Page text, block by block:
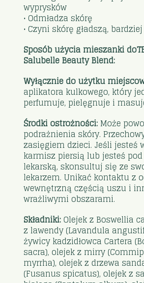
wyprysków
• Odmładza skórę
• Czyni skórę gładszą,
Sposób użycia mieszanki
Salubelle Beauty Blend:
Wyłącznie do użytku
aplikatora kulkowego, który
perfumuje, pielęgnuje i
Środki ostrożności: Może
podrażnienia skóry.
zasięgiem dzieci. Jeśli jesteś
karmisz piersią lub jesteś
lekarską, skonsultuj się ze
lekarzem. Unikać kontaktu z
wewnętrzną częścią uszu i
wrażliwymi obszarami.
Składniki:Olejek z Boswellia
z lawendy (Lavandula
żywicy kadzidłowca Cartera
sacra), olejek z mirry
myrrha), olejek z drzewa
(Fusanus spicatus), olejek z